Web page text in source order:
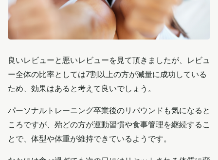
良いレビューと悪いレビューを見て頂きましたが、レビュ
ー全体の比率としては7割以上の方が減量に成功している
ため、効果はあると考えて良いでしょう。
パーソナルトレーニング卒業後のリバウンドも気になると
ころですが、殆どの方が運動習慣や食事管理を継続するこ
とで、体型や体重が維持できているようです。